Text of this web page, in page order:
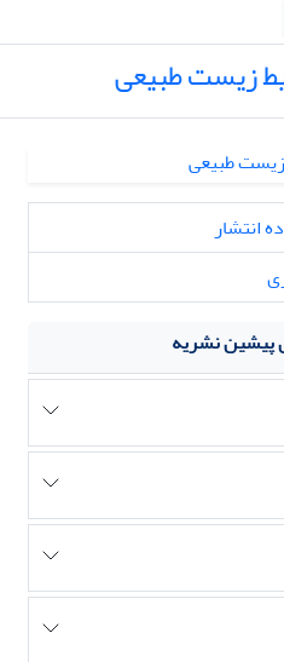
زیست طبیعی
انتشار
پیشین نشریه